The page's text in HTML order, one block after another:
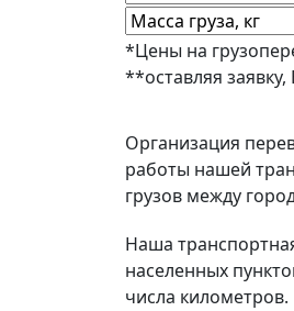
*Цены на
**оставляя
Организация
работы нашей
грузов между
Наша
населенных
числа километров.